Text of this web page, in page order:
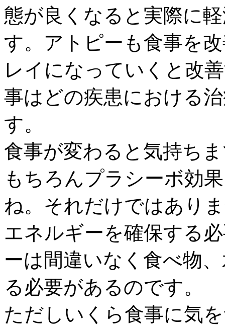
態が良くなると実際に
す。アトピーも食事を
レイになっていくと改
事はどの疾患における
す。
食事が変わると気持ち
もちろんプラシーボ効
ね。それだけではあり
エネルギーを確保する
ーは間違いなく食べ物
る必要があるのです。
ただしいくら食事に気